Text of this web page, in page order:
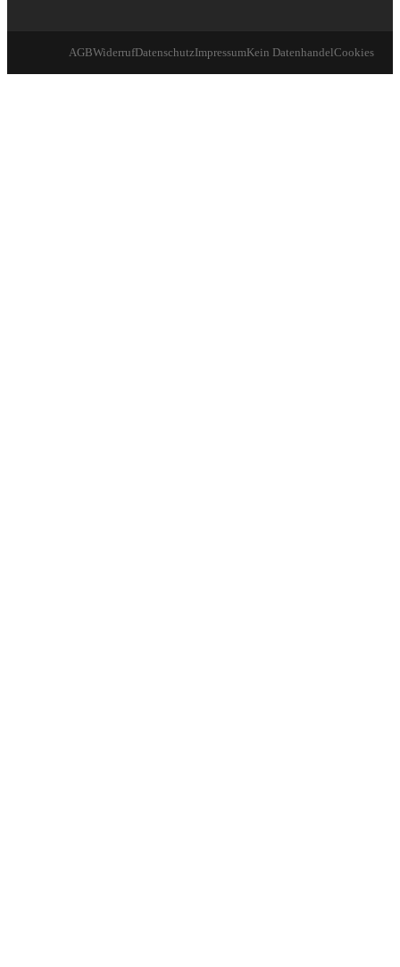
AGBWiderrufDatenschutzImpressumKein DatenhandelCookies